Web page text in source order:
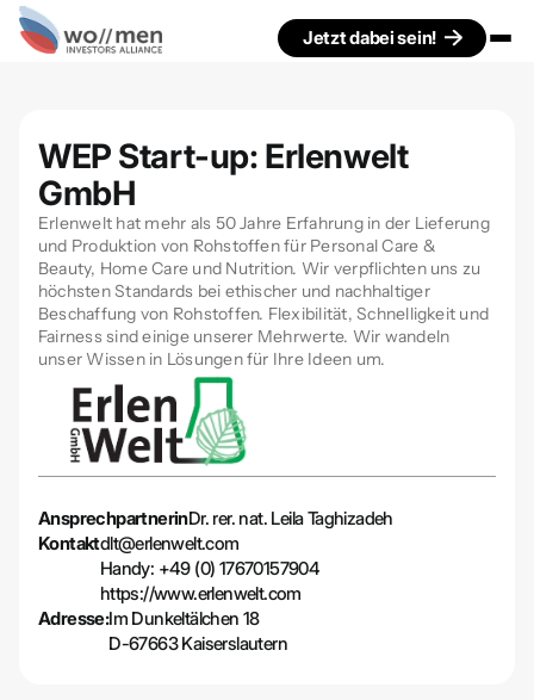
Jetzt dabei sein!
WEP Start-up: Erlenwelt
GmbH
Erlenwelt hat mehr als 50 Jahre Erfahrung in der Lieferung
und Produktion von Rohstoffen für Personal Care &
Beauty, Home Care und Nutrition. Wir verpflichten uns zu
höchsten Standards bei ethischer und nachhaltiger
Beschaffung von Rohstoffen. Flexibilität, Schnelligkeit und
Fairness sind einige unserer Mehrwerte. Wir wandeln
unser Wissen in Lösungen für Ihre Ideen um.
AnsprechpartnerinDr. rer. nat. Leila Taghizadeh
Kontaktdlt@erlenwelt.com
Handy: +49 (0) 17670157904
https://www.erlenwelt.com
Adresse:Im Dunkeltälchen 18
D-67663 Kaiserslautern